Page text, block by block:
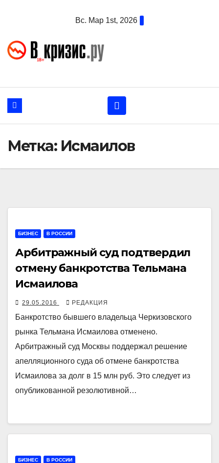
Вс. Мар 1st, 2026
Метка: Исмаилов
БИЗНЕС В РОССИИ
Арбитражный суд подтвердил
отмену банкротства Тельмана
Исмаилова
29.05.2016 РЕДАКЦИЯ
Банкротство бывшего владельца Черкизовского
рынка Тельмана Исмаилова отменено.
Арбитражный суд Москвы поддержал решение
апелляционного суда об отмене банкротства
Исмаилова за долг в 15 млн руб. Это следует из
опубликованной резолютивной…
БИЗНЕС В РОССИИ